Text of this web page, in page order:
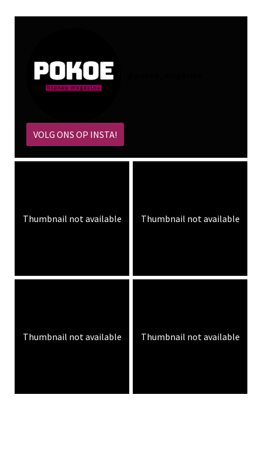
VOLG ONS OP INSTA!
Thumbnail not available Thumbnail not available
Thumbnail not available Thumbnail not available